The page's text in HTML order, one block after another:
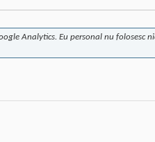
Analytics. Eu personal nu